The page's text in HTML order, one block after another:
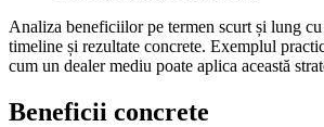
Analiza beneficiilor pe termen scurt și lung
timeline și rezultate concrete. Exemplul
cum un dealer mediu poate aplica această
Beneficii concrete